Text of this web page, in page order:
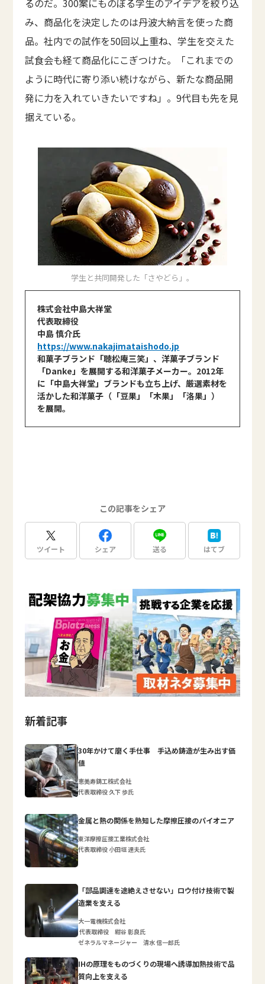
るのだ。300案にものぼる学生のアイデアを絞り込
み、商品化を決定したのは丹波大納言を使った商
品。社内での試作を50回以上重ね、学生を交えた
試食会も経て商品化にこぎつけた。「これまでの
ように時代に寄り添い続けながら、新たな商品開
発に力を入れていきたいですね」。9代目も先を見
据えている。
学生と共同開発した「さやどら」。
株式会社中島大祥堂
代表取締役
中島 慎介氏
https://www.nakajimataishodo.jp
和菓子ブランド「聴松庵三笑」、洋菓子ブランド
「Danke」を展開する和洋菓子メーカー。2012年
に「中島大祥堂」ブランドも立ち上げ、厳選素材を
活かした和洋菓子（「豆果」「木果」「洛果」）
を展開。
この記事をシェア
ツイート シェア 送る はてブ
新着記事
30年かけて磨く手仕事 手込め鋳造が生み出す価
値
恵美寿鋳工株式会社
代表取締役 久下 歩氏
金属と熱の関係を熟知した摩擦圧接のパイオニア
東洋摩擦圧接工業株式会社
代表取締役 小田垣 達夫氏
「部品調達を途絶えさせない」ロウ付け技術で製
造業を支える
大一電機株式会社
代表取締役 紺谷 彰良氏
ゼネラルマネージャー 清水 信一郎氏
IHの原理をものづくりの現場へ誘導加熱技術で品
質向上を支える